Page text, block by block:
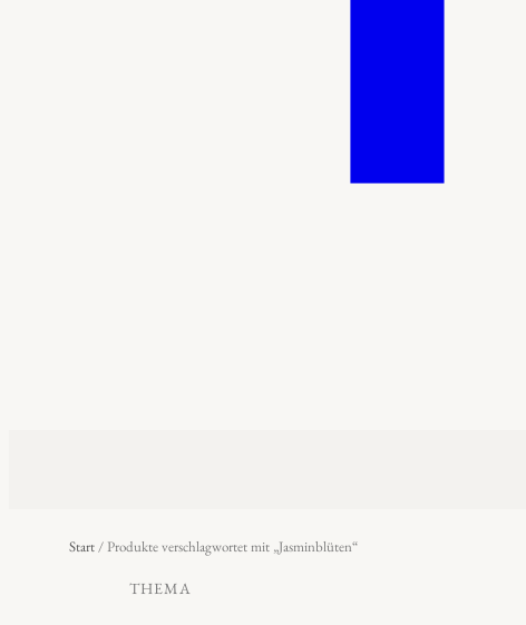
Start/ Produkte verschlagwortet mit „Jasminblüten“
THEMA